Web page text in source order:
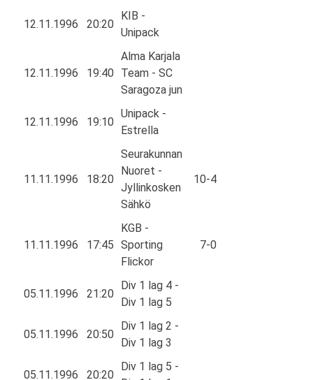
12.11.1996 20:20
KIB -
Unipack
12.11.1996 19:40
Alma Karjala
Team - SC
Saragoza jun
12.11.1996 19:10
Unipack -
Estrella
11.11.1996 18:20
Seurakunnan
Nuoret -
Jyllinkosken
Sähkö
10-4
11.11.1996 17:45
KGB -
Sporting
Flickor
7-0
05.11.1996 21:20
Div 1 lag 4 -
Div 1 lag 5
05.11.1996 20:50
Div 1 lag 2 -
Div 1 lag 3
05.11.1996 20:20
Div 1 lag 5 -